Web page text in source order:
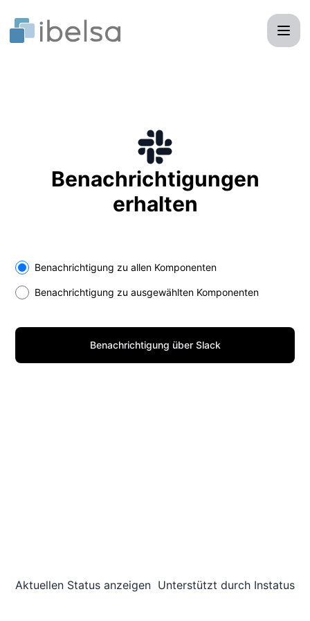
Benachrichtigungen
erhalten
Select the components you want to receive updates for
Benachrichtigung zu allen Komponenten
Benachrichtigung zu ausgewählten Komponenten
Benachrichtigung über Slack
Aktuellen Status anzeigen Unterstützt durch Instatus